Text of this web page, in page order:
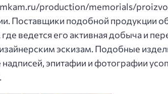
production/memorials/
Поставщики подобной продукции
ведется его активная добыча и
эскизам. Подобные
эпитафии и фотографии